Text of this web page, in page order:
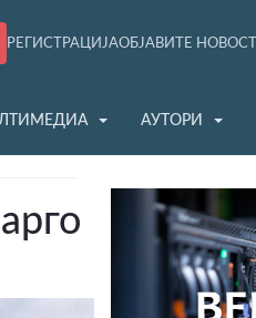
РЕГИСТРАЦИЈАОБЈАВИТЕ НОВОСТ
АУТОРИ